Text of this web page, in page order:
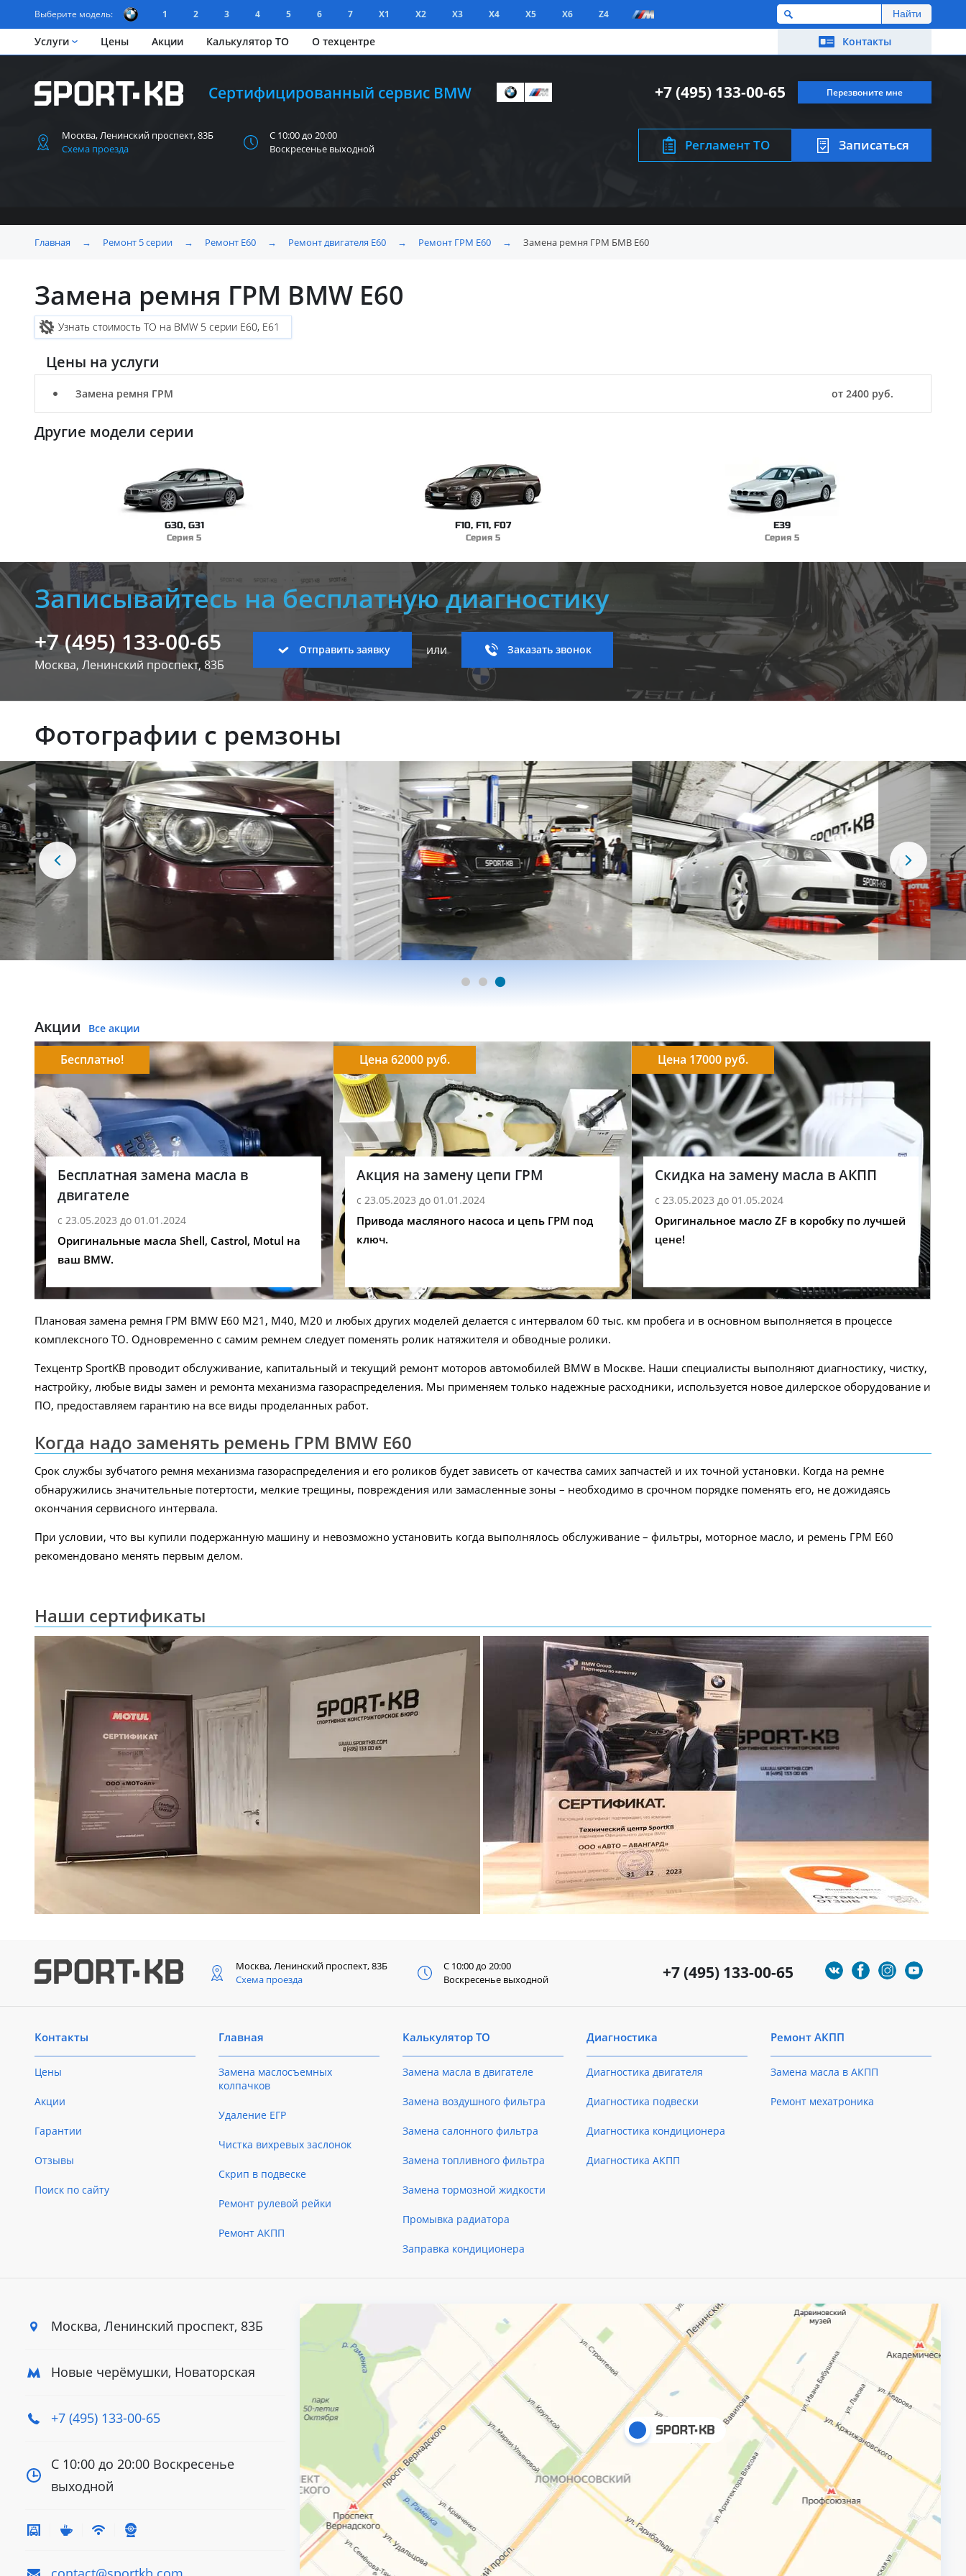
Выберите модель: 1 2 3 4 5 6 7 X1 X2 X3 X4 X5 X6 Z4
Услуги Цены Акции Калькулятор ТО О техцентре Контакты
Сертифицированный сервис BMW Перезвоните мне
+7 (495) 133-00-65
Москва, Ленинский проспект, 83Б
Схема проезда
С 10:00 до 20:00
Воскресенье выходной
Регламент ТО Записаться
Главная → Ремонт 5 серии → Ремонт Е60 → Ремонт двигателя E60 → Ремонт ГРМ E60 → Замена ремня ГРМ БМВ E60
Замена ремня ГРМ BMW E60
Узнать стоимость ТО на BMW 5 серии E60, E61
Цены на услуги
Замена ремня ГРМ от 2400 руб.
Другие модели серии
G30, G31
Серия 5
F10, F11, F07
Серия 5
E39
Серия 5
Записывайтесь на бесплатную диагностику
+7 (495) 133-00-65
Москва, Ленинский проспект, 83Б
Отправить заявку или Заказать звонок
Фотографии с ремзоны
Акции Все акции
Бесплатная замена масла в
двигателе
с 23.05.2023 до 01.01.2024
Бесплатно!
Оригинальные масла Shell, Castrol, Motul на
ваш BMW.
Акция на замену цепи ГРМ
с 23.05.2023 до 01.01.2024
Цена 62000 руб.
Привода масляного насоса и цепь ГРМ под
ключ.
Скидка на замену масла в АКПП
с 23.05.2023 до 01.05.2024
Цена 17000 руб.
Оригинальное масло ZF в коробку по лучшей
цене!
Плановая замена ремня ГРМ BMW E60 M21, M40, M20 и любых других моделей делается с интервалом 60 тыс. км пробега и в основном выполняется в процессе
комплексного ТО. Одновременно с самим ремнем следует поменять ролик натяжителя и обводные ролики.
Техцентр SportKB проводит обслуживание, капитальный и текущий ремонт моторов автомобилей BMW в Москве. Наши специалисты выполняют диагностику, чистку,
настройку, любые виды замен и ремонта механизма газораспределения. Мы применяем только надежные расходники, используется новое дилерское оборудование и
ПО, предоставляем гарантию на все виды проделанных работ.
Когда надо заменять ремень ГРМ BMW E60
Срок службы зубчатого ремня механизма газораспределения и его роликов будет зависеть от качества самих запчастей и их точной установки. Когда на ремне
обнаружились значительные потертости, мелкие трещины, повреждения или замасленные зоны – необходимо в срочном порядке поменять его, не дожидаясь
окончания сервисного интервала.
При условии, что вы купили подержанную машину и невозможно установить когда выполнялось обслуживание – фильтры, моторное масло, и ремень ГРМ E60
рекомендовано менять первым делом.
Наши сертификаты
+7 (495) 133-00-65
Москва, Ленинский проспект, 83Б
Схема проезда
С 10:00 до 20:00
Воскресенье выходной
Контакты
Цены
Акции
Гарантии
Отзывы
Поиск по сайту
Главная
Замена маслосъемных
колпачков
Удаление ЕГР
Чистка вихревых заслонок
Скрип в подвеске
Ремонт рулевой рейки
Ремонт АКПП
Калькулятор ТО
Замена масла в двигателе
Замена воздушного фильтра
Замена салонного фильтра
Замена топливного фильтра
Замена тормозной жидкости
Промывка радиатора
Заправка кондиционера
Диагностика
Диагностика двигателя
Диагностика подвески
Диагностика кондиционера
Диагностика АКПП
Ремонт АКПП
Замена масла в АКПП
Ремонт мехатроника
Москва, Ленинский проспект, 83Б
Новые черёмушки, Новаторская
+7 (495) 133-00-65
С 10:00 до 20:00 Воскресенье
выходной